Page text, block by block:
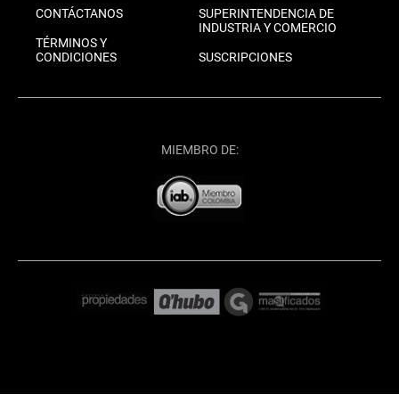
CONTÁCTANOS
TÉRMINOS Y
CONDICIONES
SUPERINTENDENCIA DE
INDUSTRIA Y COMERCIO
SUSCRIPCIONES
MIEMBRO DE: